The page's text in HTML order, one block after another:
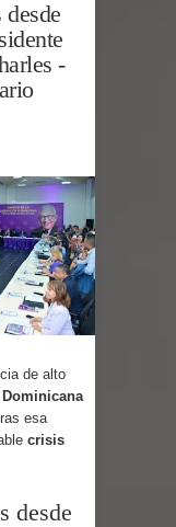
SANTA
ESTAN
personas
lunes en dos
tras
-
de alto
esa
crisis
desde